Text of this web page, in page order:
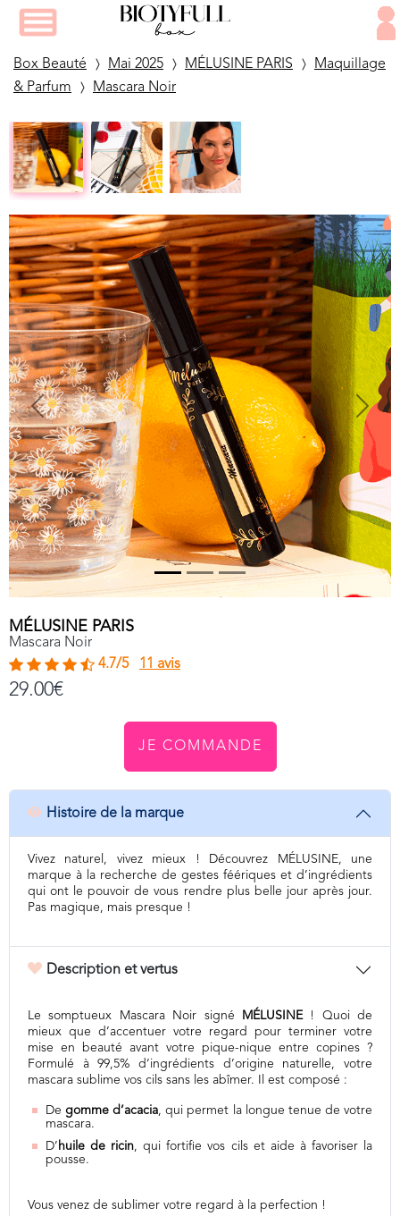
Box Beauté Mai 2025 MÉLUSINE PARIS
Maquillage
& Parfum
Mascara Noir
Previous Next
MÉLUSINE PARIS
Mascara Noir
4.7/5
11 avis
29.00€
JE COMMANDE
Histoire de la marque
Vivez naturel, vivez mieux ! Découvrez MÉLUSINE, une
marque à la recherche de gestes féériques et d’ingrédients
qui ont le pouvoir de vous rendre plus belle jour après jour.
Pas magique, mais presque !
Description et vertus
Le somptueux Mascara Noir signé MÉLUSINE! Quoi de
mieux que d’accentuer votre regard pour terminer votre
mise en beauté avant votre pique-nique entre copines ?
Formulé à 99,5% d’ingrédients d’origine naturelle, votre
mascara sublime vos cils sans les abîmer. Il est composé :
Degomme d’acacia, qui permet la longue tenue de votre
mascara.
D’ huile de ricin, qui fortifie vos cils et aide à favoriser la
pousse.
Vous venez de sublimer votre regard à la perfection !